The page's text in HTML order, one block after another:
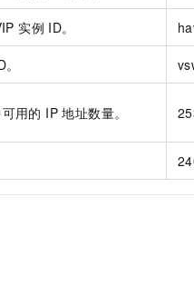
实例 ID。
用的 IP 地址数量。